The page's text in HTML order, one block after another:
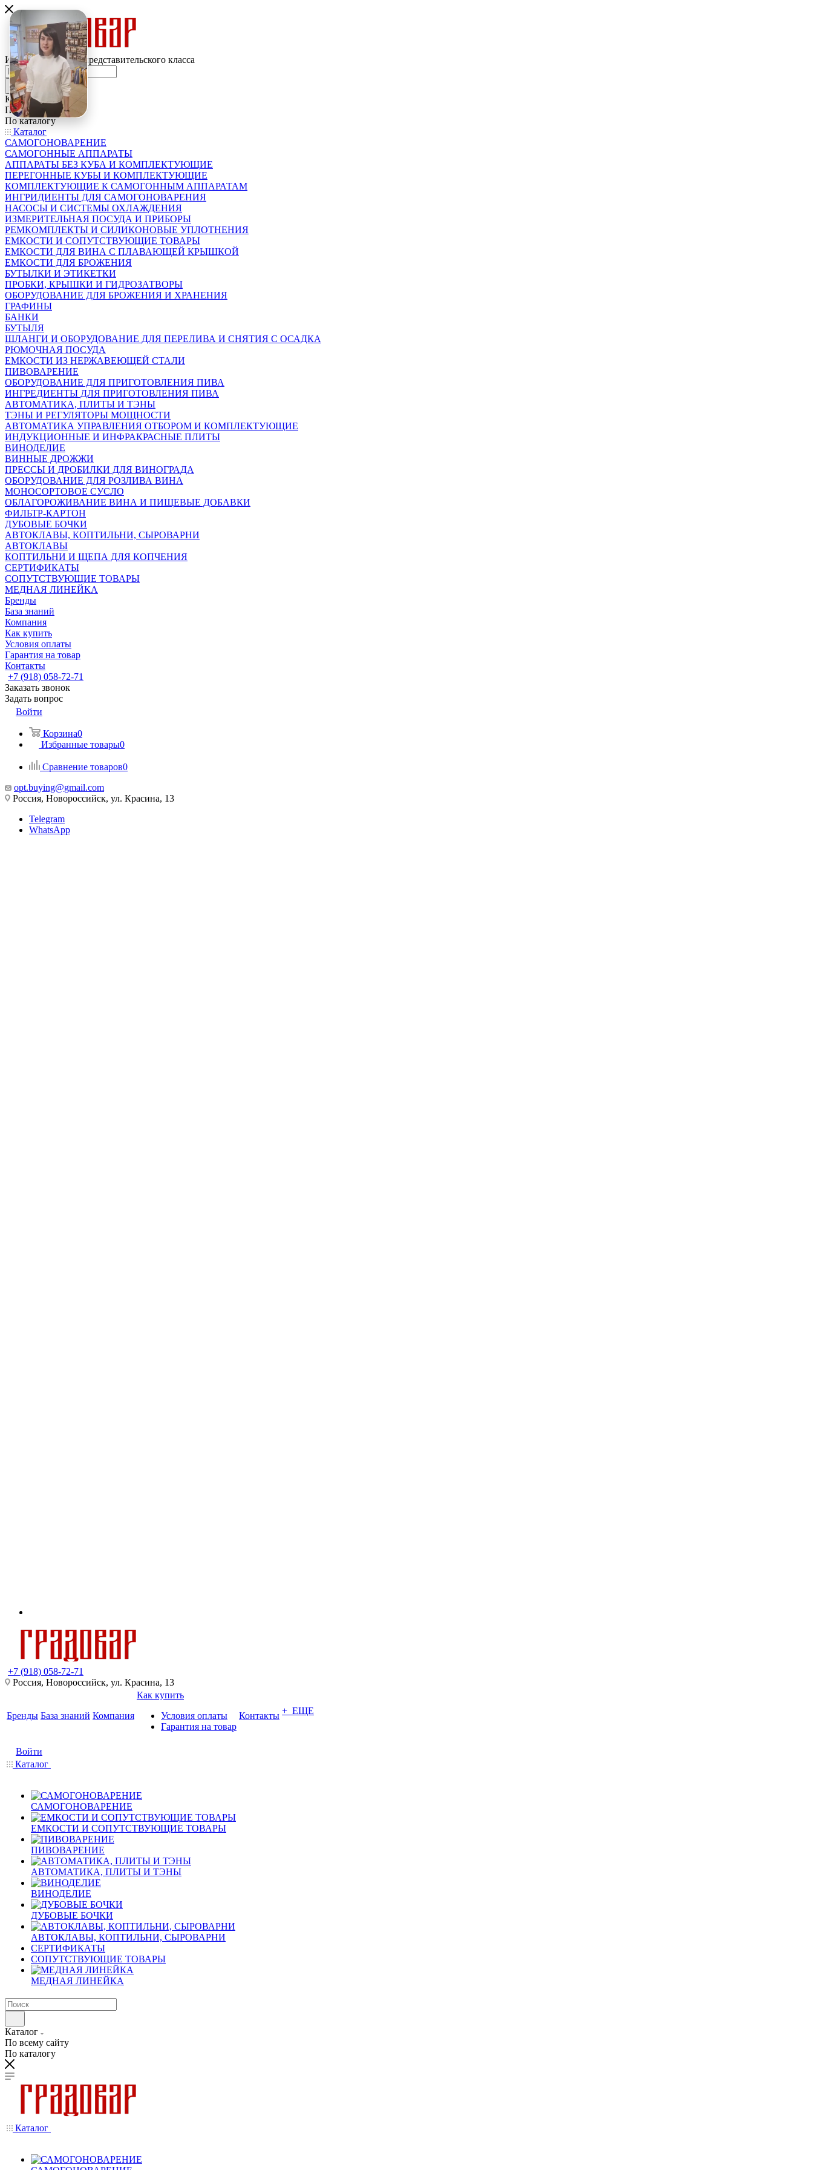
Интернет-магазин представительского класса
Каталог
По всему сайту
По каталогу
Каталог
САМОГОНОВАРЕНИЕ
САМОГОННЫЕ АППАРАТЫ
АППАРАТЫ БЕЗ КУБА И КОМПЛЕКТУЮЩИЕ
ПЕРЕГОННЫЕ КУБЫ И КОМПЛЕКТУЮЩИЕ
КОМПЛЕКТУЮЩИЕ К САМОГОННЫМ АППАРАТАМ
ИНГРИДИЕНТЫ ДЛЯ САМОГОНОВАРЕНИЯ
НАСОСЫ И СИСТЕМЫ ОХЛАЖДЕНИЯ
ИЗМЕРИТЕЛЬНАЯ ПОСУДА И ПРИБОРЫ
РЕМКОМПЛЕКТЫ И СИЛИКОНОВЫЕ УПЛОТНЕНИЯ
ЕМКОСТИ И СОПУТСТВУЮЩИЕ ТОВАРЫ
ЕМКОСТИ ДЛЯ ВИНА С ПЛАВАЮЩЕЙ КРЫШКОЙ
ЕМКОСТИ ДЛЯ БРОЖЕНИЯ
БУТЫЛКИ И ЭТИКЕТКИ
ПРОБКИ, КРЫШКИ И ГИДРОЗАТВОРЫ
ОБОРУДОВАНИЕ ДЛЯ БРОЖЕНИЯ И ХРАНЕНИЯ
ГРАФИНЫ
БАНКИ
БУТЫЛЯ
ШЛАНГИ И ОБОРУДОВАНИЕ ДЛЯ ПЕРЕЛИВА И СНЯТИЯ С ОСАДКА
РЮМОЧНАЯ ПОСУДА
ЕМКОСТИ ИЗ НЕРЖАВЕЮЩЕЙ СТАЛИ
ПИВОВАРЕНИЕ
ОБОРУДОВАНИЕ ДЛЯ ПРИГОТОВЛЕНИЯ ПИВА
ИНГPЕДИЕНТЫ ДЛЯ ПРИГОТОВЛЕНИЯ ПИВА
АВТОМАТИКА, ПЛИТЫ И ТЭНЫ
ТЭНЫ И РЕГУЛЯТОРЫ МОЩНОСТИ
АВТОМАТИКА УПРАВЛЕНИЯ ОТБОРОМ И КОМПЛЕКТУЮЩИЕ
ИНДУКЦИОННЫЕ И ИНФРАКРАСНЫЕ ПЛИТЫ
ВИНОДЕЛИЕ
ВИННЫЕ ДРОЖЖИ
ПРЕССЫ И ДРОБИЛКИ ДЛЯ ВИНОГРАДА
ОБОРУДОВАНИЕ ДЛЯ РОЗЛИВА ВИНА
МОНОСОРТОВОЕ СУСЛО
ОБЛАГОРОЖИВАНИЕ ВИНА И ПИЩЕВЫЕ ДОБАВКИ
ФИЛЬТР-КАРТОН
ДУБОВЫЕ БОЧКИ
АВТОКЛАВЫ, КОПТИЛЬНИ, СЫРОВАРНИ
АВТОКЛАВЫ
КОПТИЛЬНИ И ЩЕПА ДЛЯ КОПЧЕНИЯ
СЕРТИФИКАТЫ
СОПУТСТВУЮЩИЕ ТОВАРЫ
МЕДНАЯ ЛИНЕЙКА
Бренды
База знаний
Компания
Как купить
Условия оплаты
Гарантия на товар
Контакты
+7 (918) 058-72-71
Заказать звонок
Задать вопрос
Войти
Корзина0
Избранные товары0
Сравнение товаров0
opt.buying@gmail.com
Россия, Новороссийск, ул. Красина, 13
Telegram
WhatsApp
+7 (918) 058-72-71
Россия, Новороссийск, ул. Красина, 13
Бренды База знаний Компания
Как купить
Условия оплаты
Гарантия на товар
Контакты + ЕЩЕ
Войти
Каталог
САМОГОНОВАРЕНИЕ
ЕМКОСТИ И СОПУТСТВУЮЩИЕ ТОВАРЫ
ПИВОВАРЕНИЕ
АВТОМАТИКА, ПЛИТЫ И ТЭНЫ
ВИНОДЕЛИЕ
ДУБОВЫЕ БОЧКИ
АВТОКЛАВЫ, КОПТИЛЬНИ, СЫРОВАРНИ
СЕРТИФИКАТЫ
СОПУТСТВУЮЩИЕ ТОВАРЫ
МЕДНАЯ ЛИНЕЙКА
Каталог
По всему сайту
По каталогу
Каталог